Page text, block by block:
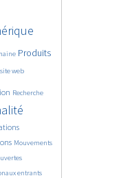
Produits
web
Recherche
Mouvements
entrants